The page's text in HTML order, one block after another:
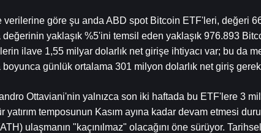
göre şu anda ABD spot Bitcoin ETF'leri, değeri
yaklaşık %5'ini temsil eden yaklaşık 976.893
ilave 1,55 milyar dolarlık net girişe ihtiyacı var; bu da
günlük ortalama 301 milyon dolarlık net giriş
Ottaviani'nin yalnızca son iki haftada bu ETF'lere 3
yatırım temposunun Kasım ayına kadar devam etmesi
ulaşmanın "kaçınılmaz" olacağını öne sürüyor.